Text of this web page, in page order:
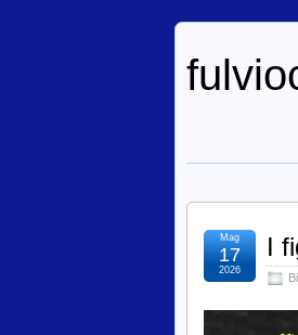
I
Mag
17
2026